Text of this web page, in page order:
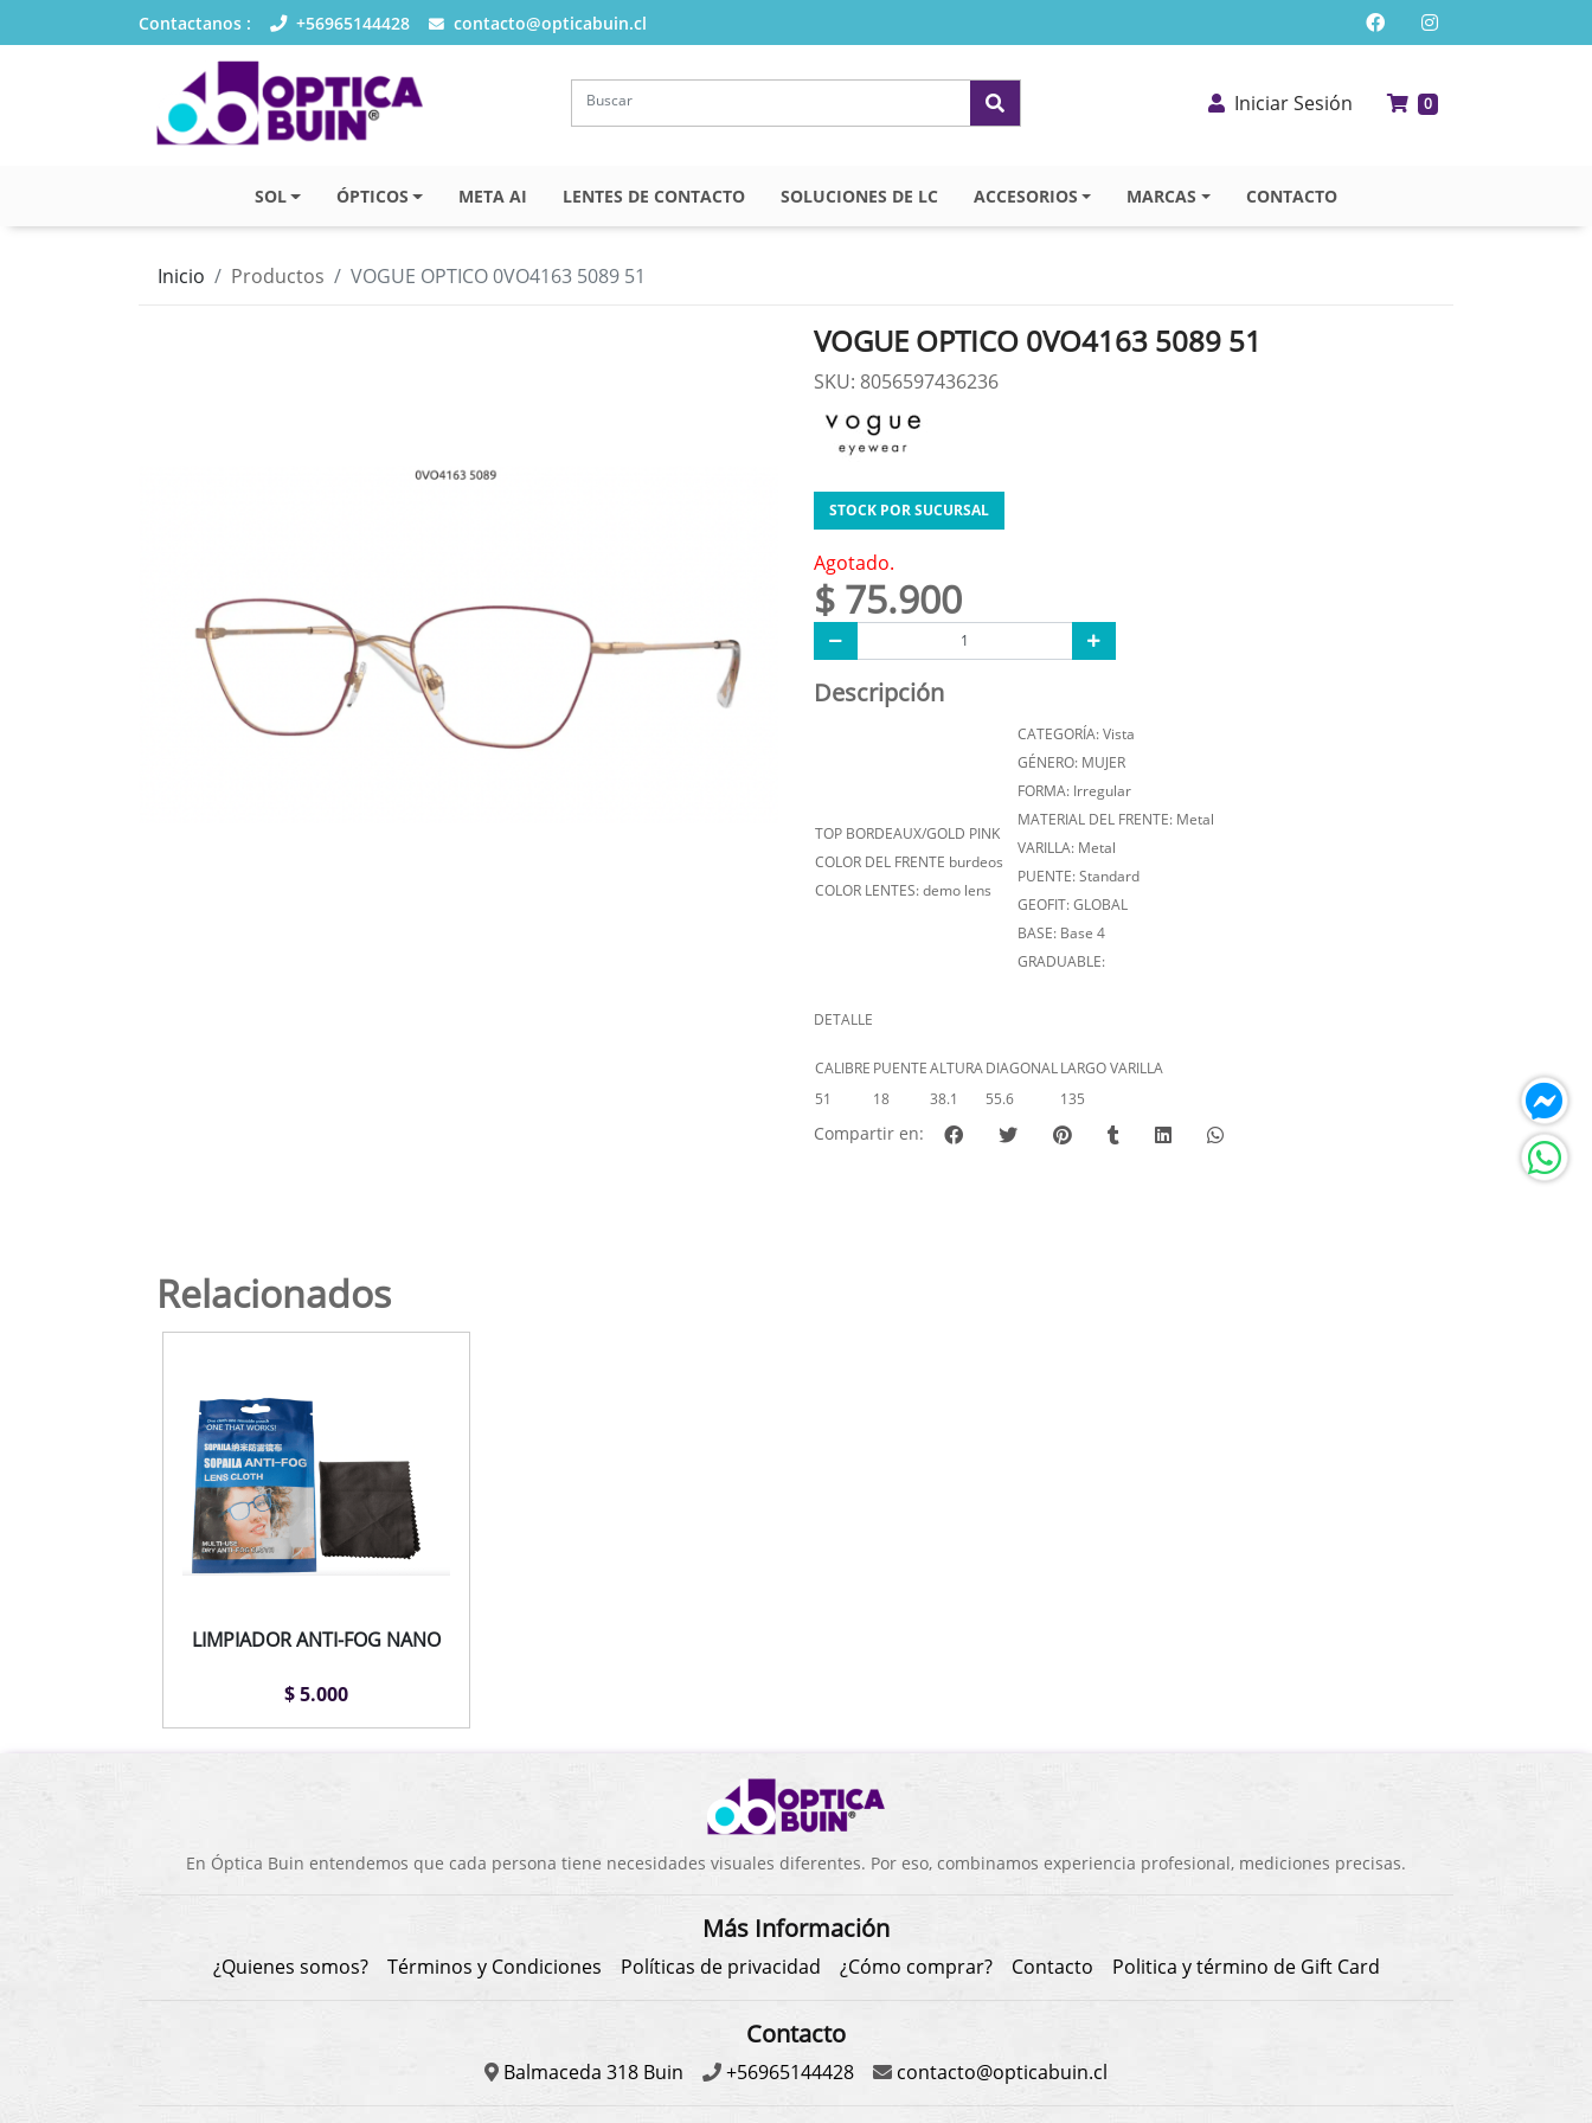
Contactanos : +56965144428 contacto@opticabuin.cl
Iniciar Sesión 0
SOL ÓPTICOS META AI LENTES DE CONTACTO SOLUCIONES DE LC ACCESORIOS MARCAS CONTACTO
Inicio Productos VOGUE OPTICO 0VO4163 5089 51
VOGUE OPTICO 0VO4163 5089 51
SKU: 8056597436236
STOCK POR SUCURSAL
Agotado.
$ 75.900
Descripción
TOP BORDEAUX/GOLD PINK
COLOR DEL FRENTE burdeos
COLOR LENTES: demo lens
CATEGORÍA: Vista
GÉNERO: MUJER
FORMA: Irregular
MATERIAL DEL FRENTE: Metal
VARILLA: Metal
PUENTE: Standard
GEOFIT: GLOBAL
BASE: Base 4
GRADUABLE:
DETALLE
CALIBRE PUENTEALTURADIAGONALLARGO VARILLA
51
18 38.1 55.6 135
Compartir en:
Relacionados
LIMPIADOR ANTI-FOG NANO
$ 5.000
En Óptica Buin entendemos que cada persona tiene necesidades visuales diferentes. Por eso, combinamos experiencia profesional, mediciones precisas.
Más Información
¿Quienes somos? Términos y Condiciones Políticas de privacidad ¿Cómo comprar? Contacto Politica y término de Gift Card
Contacto
Balmaceda 318 Buin +56965144428 contacto@opticabuin.cl